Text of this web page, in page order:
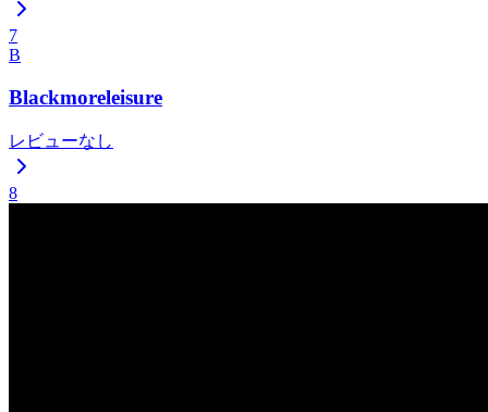
7
B
Blackmoreleisure
レビューなし
8